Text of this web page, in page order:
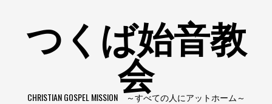
つくば始音教
会
CHRISTIAN GOSPEL MISSION ～すべての人にアットホーム～